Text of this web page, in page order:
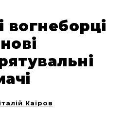
вогнеборці
Каіров